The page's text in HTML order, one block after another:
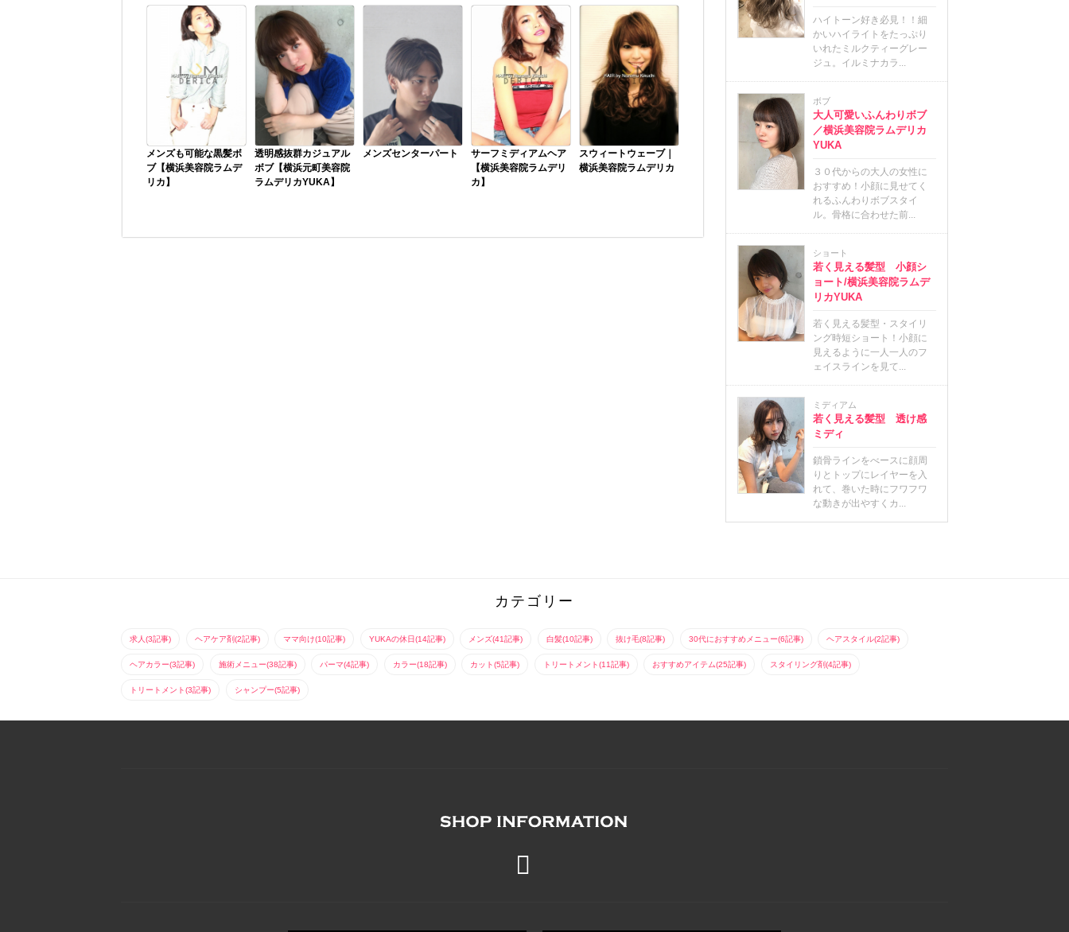
メンズも可能な黒髪ボ
ブ【横浜美容院ラムデ
リカ】
透明感抜群カジュアル
ボブ【横浜元町美容院
ラムデリカYUKA】
メンズセンターパート
サーフミディアムヘア
【横浜美容院ラムデリ
カ】
スウィートウェーブ｜
横浜美容院ラムデリカ
ハイトーン好き必見！！細
かいハイライトをたっぷり
いれたミルクティーグレー
ジュ。イルミナカラ...
ボブ
大人可愛いふんわりボブ
／横浜美容院ラムデリカ
YUKA
３０代からの大人の女性に
おすすめ！小顔に見せてく
れるふんわりボブスタイ
ル。骨格に合わせた前...
ショート
若く見える髪型 小顔シ
ョート/横浜美容院ラムデ
リカYUKA
若く見える髪型・スタイリ
ング時短ショート！小顔に
見えるように一人一人のフ
ェイスラインを見て...
ミディアム
若く見える髪型 透け感
ミディ
鎖骨ラインをべースに顔周
りとトップにレイヤーを入
れて、巻いた時にフワフワ
な動きが出やすくカ...
カテゴリー
求人(3記事) ヘアケア剤(2記事) ママ向け(10記事) YUKAの休日(14記事) メンズ(41記事) 白髪(10記事) 抜け毛(8記事) 30代におすすめメニュー(6記事) ヘアスタイル(2記事)
ヘアカラー(3記事) 施術メニュー(38記事) パーマ(4記事) カラー(18記事) カット(5記事) トリートメント(11記事) おすすめアイテム(25記事) スタイリング剤(4記事)
トリートメント(3記事) シャンプー(5記事)